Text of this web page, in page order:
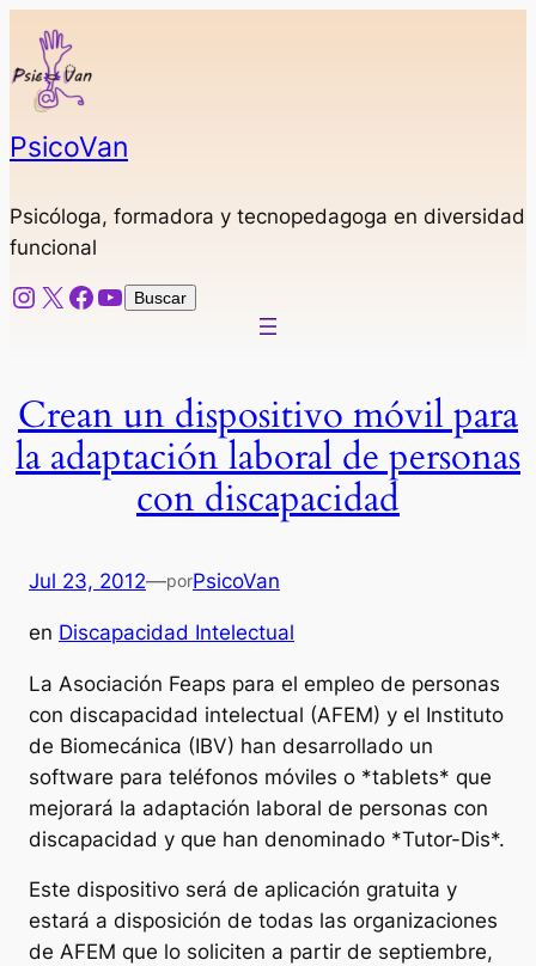
Saltar
contenido
PsicoVan
Psicóloga, formadora y tecnopedagoga en diversidad
funcional
Instagram
X Facebook
YouTube
Buscar
Buscar
Crean un dispositivo móvil para
la adaptación laboral de personas
con discapacidad
Jul 23, 2012—porPsicoVan
en Discapacidad Intelectual
La Asociación Feaps para el empleo de personas
con discapacidad intelectual (AFEM) y el Instituto
de Biomecánica (IBV) han desarrollado un
software para teléfonos móviles o *tablets* que
mejorará la adaptación laboral de personas con
discapacidad y que han denominado *Tutor-Dis*.
Este dispositivo será de aplicación gratuita y
estará a disposición de todas las organizaciones
de AFEM que lo soliciten a partir de septiembre,